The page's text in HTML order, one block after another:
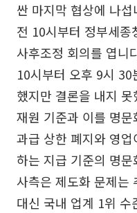
싼 마지막 협상에 나
전 10시부터 정부세
사후조정 회의를 엽니
10시부터 오후 9시
했지만 결론을 내지
재원 기준과 이를 명
과급 상한 폐지와 영
하는 지급 기준의 명
사측은 제도화 문제는
대신 국내 업계 1위 수